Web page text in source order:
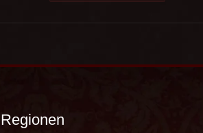
Regionen